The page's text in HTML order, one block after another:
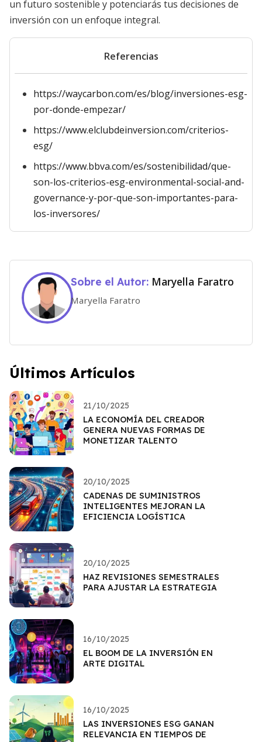
un futuro sostenible y potenciarás tus decisiones de
inversión con un enfoque integral.
Referencias
https://waycarbon.com/es/blog/inversiones-esg-
por-donde-empezar/
https://www.elclubdeinversion.com/criterios-
esg/
https://www.bbva.com/es/sostenibilidad/que-
son-los-criterios-esg-environmental-social-and-
governance-y-por-que-son-importantes-para-
los-inversores/
Sobre el Autor: Maryella Faratro
Maryella Faratro
Últimos Artículos
21/10/2025
LA ECONOMÍA DEL CREADOR
GENERA NUEVAS FORMAS DE
MONETIZAR TALENTO
20/10/2025
CADENAS DE SUMINISTROS
INTELIGENTES MEJORAN LA
EFICIENCIA LOGÍSTICA
20/10/2025
HAZ REVISIONES SEMESTRALES
PARA AJUSTAR LA ESTRATEGIA
16/10/2025
EL BOOM DE LA INVERSIÓN EN
ARTE DIGITAL
16/10/2025
LAS INVERSIONES ESG GANAN
RELEVANCIA EN TIEMPOS DE